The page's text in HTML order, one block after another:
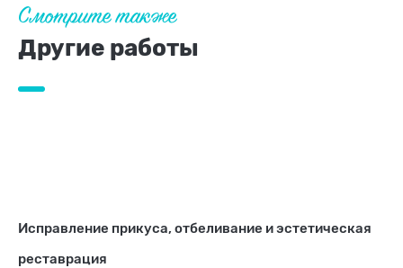
Смотрите также
Другие работы
Исправление прикуса, отбеливание и эстетическая
реставрация